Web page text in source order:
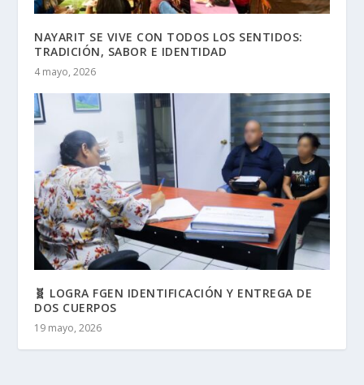
NAYARIT SE VIVE CON TODOS LOS SENTIDOS:
TRADICIÓN, SABOR E IDENTIDAD
4 mayo, 2026
🧬 LOGRA FGEN IDENTIFICACIÓN Y ENTREGA DE
DOS CUERPOS
19 mayo, 2026